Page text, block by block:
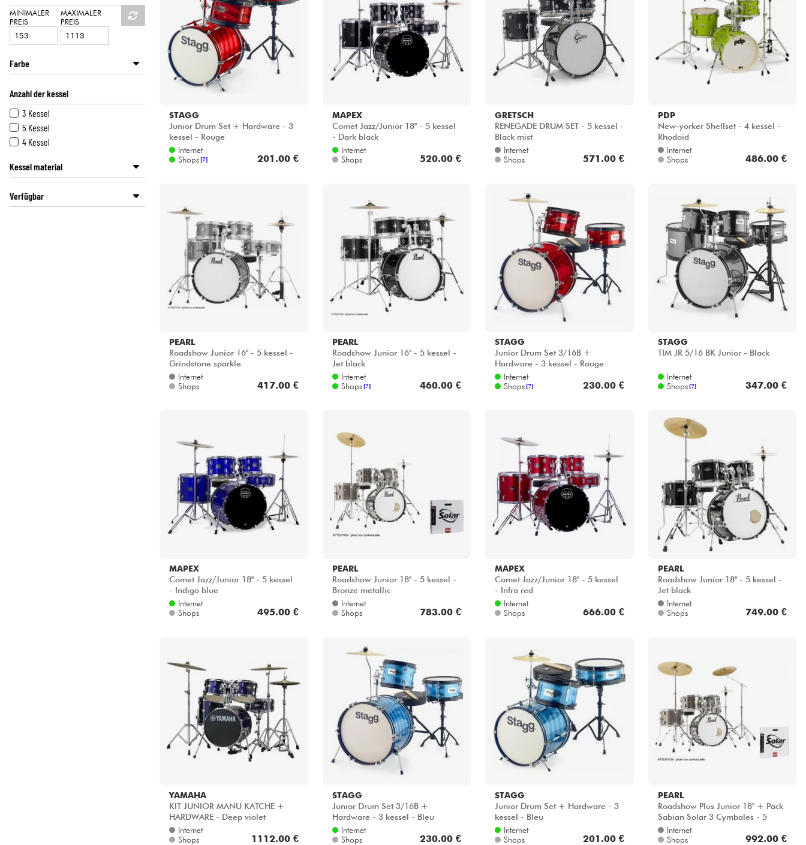
Sehen Sie sich unsere Marken an
PDP
PEARL
STAGG
MINIMALER
PREIS
MAXIMALER
PREIS
Farbe
Grün
Blau
Lila
Braun
Schwarz
Anzahl der kessel
3 Kessel
5 Kessel
4 Kessel
Kessel material
Birke
Verfügbar
STAGG
Junior Drum Set + Hardware - 3
kessel - Rouge
Internet
Shops [?] 201.00 €
MAPEX
Comet Jazz/Junior 18'' - 5 kessel
- Dark black
Internet
Shops
520.00 €
GRETSCH
RENEGADE DRUM SET - 5 kessel -
Black mist
Internet
Shops
571.00 €
PDP
New-yorker Shellset - 4 kessel -
Rhodoid
Internet
Shops
486.00 €
PEARL
Roadshow Junior 16'' - 5 kessel -
Grindstone sparkle
Internet
Shops
417.00 €
PEARL
Roadshow Junior 16'' - 5 kessel -
Jet black
Internet
Shops [?] 460.00 €
STAGG
Junior Drum Set 3/16B +
Hardware - 3 kessel - Rouge
Internet
Shops [?] 230.00 €
STAGG
TIM JR 5/16 BK Junior - Black
Internet
Shops [?] 347.00 €
MAPEX
Comet Jazz/Junior 18'' - 5 kessel
- Indigo blue
Internet
Shops
495.00 €
PEARL
Roadshow Junior 18'' - 5 kessel -
Bronze metallic
Internet
Shops
783.00 €
MAPEX
Comet Jazz/Junior 18'' - 5 kessel
- Infra red
Internet
Shops
666.00 €
PEARL
Roadshow Junior 18'' - 5 kessel -
Jet black
Internet
Shops
749.00 €
YAMAHA
KIT JUNIOR MANU KATCHE +
HARDWARE - Deep violet
Internet
Shops
1112.00 €
STAGG
Junior Drum Set 3/16B +
Hardware - 3 kessel - Bleu
Internet
Shops
230.00 €
STAGG
Junior Drum Set + Hardware - 3
kessel - Bleu
Internet
Shops
201.00 €
PEARL
Roadshow Plus Junior 18'' + Pack
Sabian Solar 3 Cymbales - 5
kessel - Bronze metallic
Internet
Shops
992.00 €